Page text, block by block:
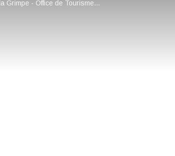
Office de Tourisme d'Orpierre / Maison de la Grimpe - Office de Tourisme Sisteron Les Alpes provençales